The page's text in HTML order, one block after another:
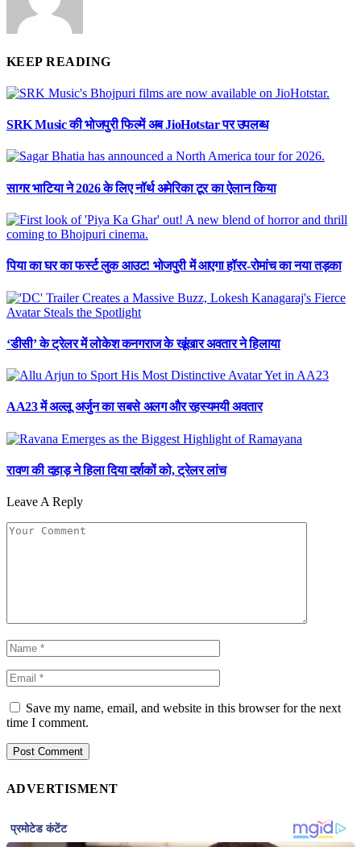
KEEP READING
SRK Music की भोजपुरी फिल्में अब JioHotstar पर उपलब्ध
सागर भाटिया ने 2026 के लिए नॉर्थ अमेरिका टूर का ऐलान किया
पिया का घर का फर्स्ट लुक आउट! भोजपुरी में आएगा हॉरर-रोमांच का नया तड़का
‘डीसी’ के ट्रेलर में लोकेश कनगराज के खूंखार अवतार ने हिलाया
AA23 में अल्लू अर्जुन का सबसे अलग और रहस्यमयी अवतार
रावण की दहाड़ ने हिला दिया दर्शकों को, ट्रेलर लांच
Leave A Reply
Save my name, email, and website in this browser for the next
time I comment.
ADVERTISMENT